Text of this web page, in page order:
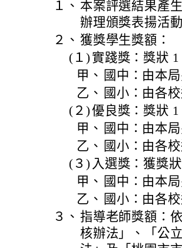
１、 本案評選結果產
辦理頒獎表揚活動
２、 獲獎學生獎額：
(１) 實踐獎：獎狀
甲、 國中：由本
乙、 國小：由各
(２)優良獎：獎狀
甲、 國中：由本
乙、 國小：由各
(３) 入選獎：獲獎狀
甲、 國中：由本
乙、 國小：由各
３、 指導老師獎額：
核辦法」、「公